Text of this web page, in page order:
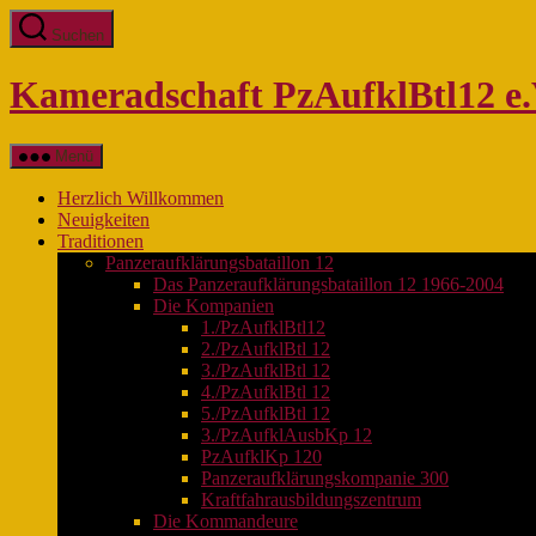
Zum
Inhalt Suchen
Kameradschaft PzAufklBtl12
Menü
Herzlich Willkommen
Neuigkeiten
Traditionen
Panzeraufklärungsbataillon 12
Das Panzeraufklärungsbataillon 12 1966-2004
Die Kompanien
1./PzAufklBtl12
2./PzAufklBtl 12
3./PzAufklBtl 12
4./PzAufklBtl 12
5./PzAufklBtl 12
3./PzAufklAusbKp 12
PzAufklKp 120
Panzeraufklärungskompanie 300
Kraftfahrausbildungszentrum
Die Kommandeure